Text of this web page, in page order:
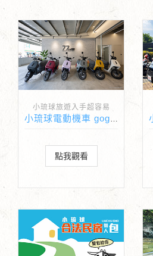
小琉球旅遊入手超容易
點我觀看